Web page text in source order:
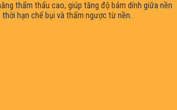
thẩm thấu cao, giúp tăng độ bám dính giữa nền
thời hạn chế bụi và thấm ngược từ nền.